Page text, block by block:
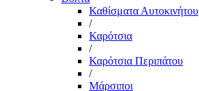
Καθίσματα Αυτοκινήτου
/
Καρότσια
/
Καρότσια Περιπάτου
/
Μάρσιποι